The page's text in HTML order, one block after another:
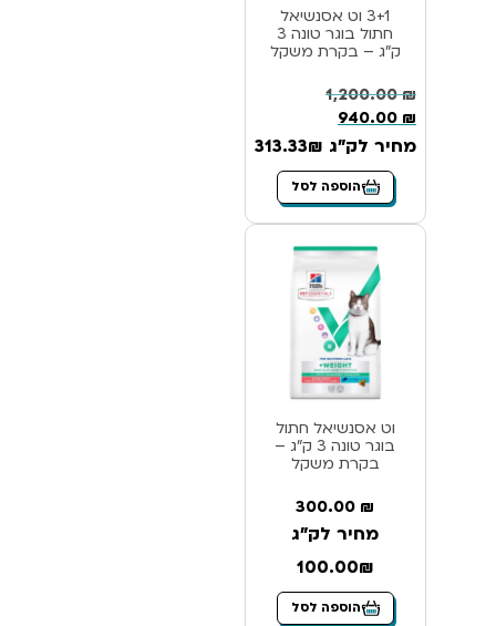
3+1 וט אסנשיאל
חתול בוגר טונה 3
ק”ג – בקרת משקל
1,200.00₪
940.00 ₪
מחיר לק"ג 313.33₪
הוספה לסל
וט אסנשיאל חתול
בוגר טונה 3 ק”ג –
בקרת משקל
300.00 ₪
מחיר לק"ג
100.00₪
הוספה לסל